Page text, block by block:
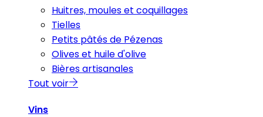
Huitres, moules et coquillages
Tielles
Petits pâtés de Pézenas
Olives et huile d'olive
Bières artisanales
Tout voir
Vins